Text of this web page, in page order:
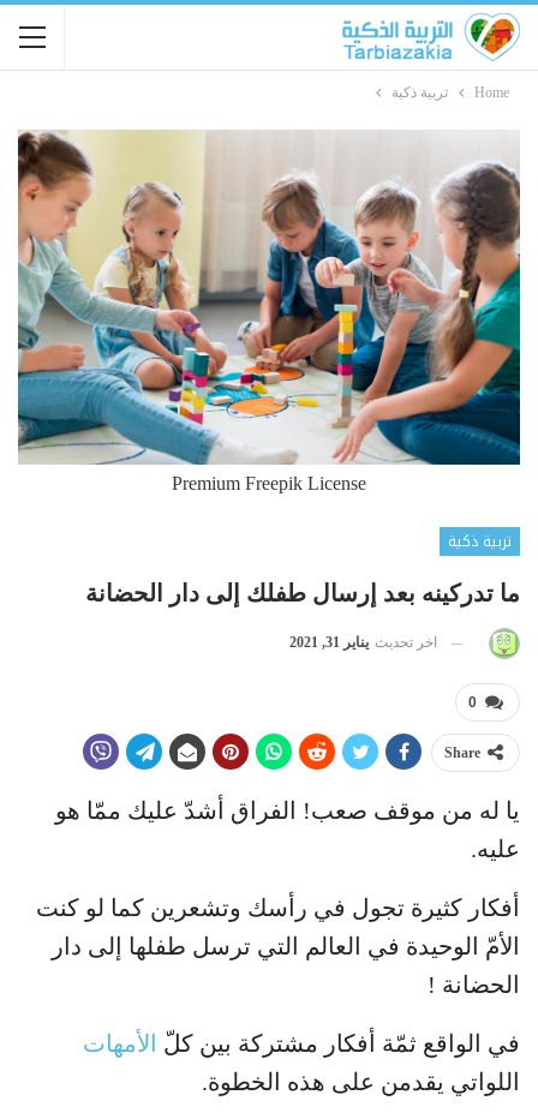
Home تربية ذكية
Premium Freepik License
تربية ذكية
ما تدركينه بعد إرسال طفلك إلى دار الحضانة
اخر تحديث يناير 31, 2021
0
Share
يا له من موقف صعب! الفراق أشدّ عليك ممّا هو
عليه.
أفكار كثيرة تجول في رأسك وتشعرين كما لو كنت
الأمّ الوحيدة في العالم التي ترسل طفلها إلى دار
الحضانة !
في الواقع ثمّة أفكار مشتركة بين كلّ الأمهات
اللواتي يقدمن على هذه الخطوة.